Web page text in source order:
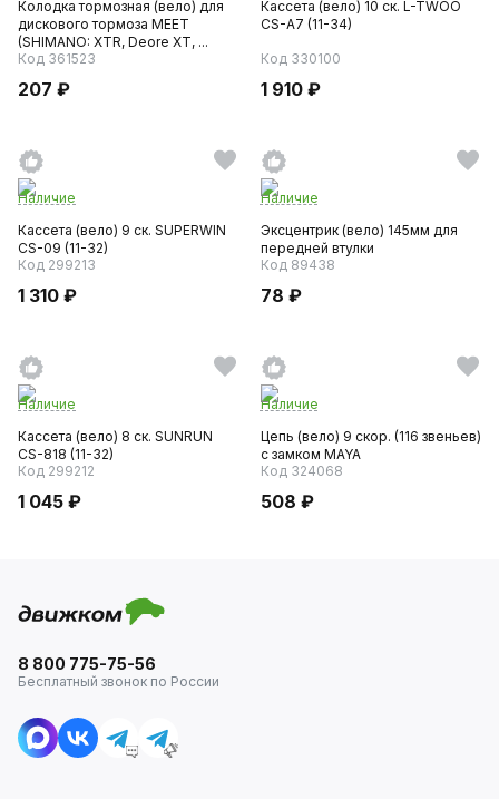
Колодка тормозная (вело) для
дискового тормоза MEET
(SHIMANO: XTR, Deore XT, ...
Код 361523
207 ₽
Кассета (вело) 10 ск. L-TWOO
CS-A7 (11-34)
Код 330100
1 910 ₽
Наличие
Кассета (вело) 9 ск. SUPERWIN
CS-09 (11-32)
Код 299213
1 310 ₽
Наличие
Эксцентрик (вело) 145мм для
передней втулки
Код 89438
78 ₽
Наличие
Кассета (вело) 8 ск. SUNRUN
CS-818 (11-32)
Код 299212
1 045 ₽
Наличие
Цепь (вело) 9 скор. (116 звеньев)
с замком MAYA
Код 324068
508 ₽
8 800 775-75-56
Бесплатный звонок по России